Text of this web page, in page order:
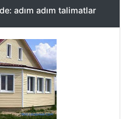
adım adım talimatlar